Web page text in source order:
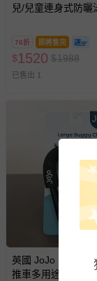
部分商品依據
易於腐敗
商品、食
客製化商
報紙、期
新費用）
經消費者
等）。
非以有形
上服務，
戲或活動
已拆封之
-個人衛
墊、寢具
-新生兒親
兒/兒童連身式防曬
76折 即將售完
$1520 $1988
已售出 1
英國 JoJo Maman
推車多用途置物掛